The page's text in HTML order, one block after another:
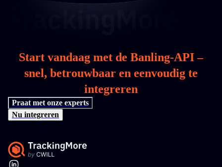
Start vandaag met de Banling-API –
snel, betrouwbaar en eenvoudig te
integreren
Praat met onze experts
Nu integreren